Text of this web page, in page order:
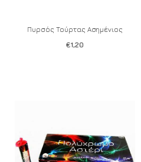
Πυρσός Τούρτας Ασημένιος
€1,20